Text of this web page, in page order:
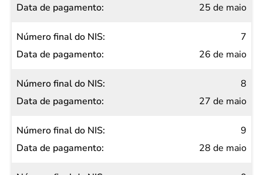
25 de maio
7
26 de maio
8
27 de maio
9
28 de maio